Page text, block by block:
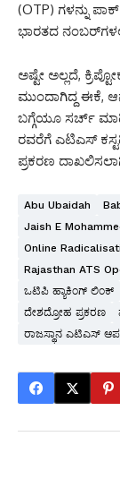
(OTP) ಗಳನ್ನು
ಭಾರತದ
ಅಷ್ಟೇ ಅಲ್ಲದೆ,
ಮುಂದಾಗಿದ್ದ ಈಕೆ,
ಬಗ್ಗೆಯೂ ಸರ್ಚ್
ರವರೆಗೆ ಎಟಿಎಸ್
ಪ್ರಕರಣ
Abu Ubaidah
Jaish E
Online
Rajasthan ATS
ಒಟಿಪಿ ಹ್ಯಾಕಿಂಗ್ ಲಿಂಕ್
ದೇಶದ್ರೋಹ ಪ್ರಕರಣ
ರಾಜಸ್ಥಾನ ಎಟಿಎಸ್